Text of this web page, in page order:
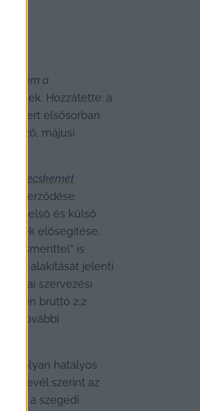
itt nem a
Hozzátette: a
mert elsősorban
májusi
el Kecskemét
belső és külső
elősegítése,
is
alakítását jelenti
szervezési
bruttó 2,2
további
olyan hatályos
A levél szerint az
a szegedi